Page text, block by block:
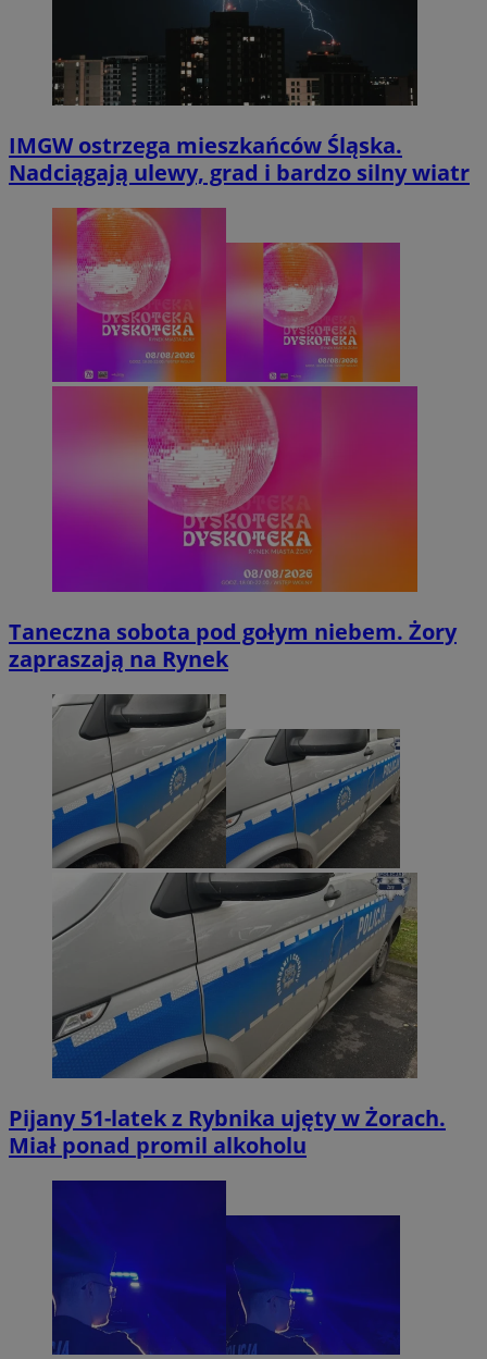
IMGW ostrzega mieszkańców Śląska.
Nadciągają ulewy, grad i bardzo silny wiatr
Taneczna sobota pod gołym niebem. Żory
zapraszają na Rynek
Pijany 51-latek z Rybnika ujęty w Żorach.
Miał ponad promil alkoholu